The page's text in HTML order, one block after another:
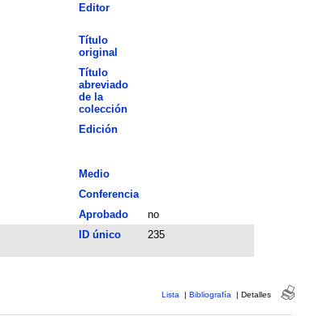
Editor
Título
original
Título
abreviado
de la
colección
Edición
Medio
Conferencia
Aprobado
no
ID único 235
Lista | Bibliografía | Detalles